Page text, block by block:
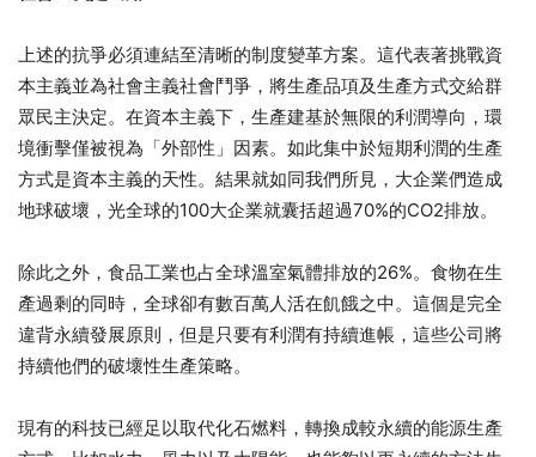
上述的抗爭必須連結至清晰的制度變革方案。這代表著挑戰資
本主義並為社會主義社會鬥爭，將生產品項及生產方式交給群
眾民主決定。在資本主義下，生產建基於無限的利潤導向，環
境衝擊僅被視為「外部性」因素。如此集中於短期利潤的生產
方式是資本主義的天性。結果就如同我們所見，大企業們造成
地球破壞，光全球的100大企業就囊括超過70%的CO2排放。
除此之外，食品工業也占全球溫室氣體排放的26%。食物在生
產過剩的同時，全球卻有數百萬人活在飢餓之中。這個是完全
違背永續發展原則，但是只要有利潤有持續進帳，這些公司將
持續他們的破壞性生產策略。
現有的科技已經足以取代化石燃料，轉換成較永續的能源生產